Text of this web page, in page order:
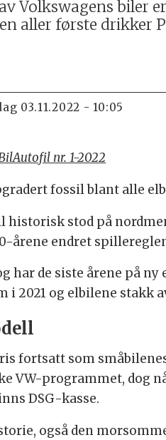
Volkswagens biler
aller første drikker
03.11.2022 - 10:05
nr. 1-2022
fossil blant alle
historisk stod på
årene endret
har de siste årene på
i 2021 og elbilene stakk
fortsatt som
VW-programmet, dog
DSG-kasse.
også den